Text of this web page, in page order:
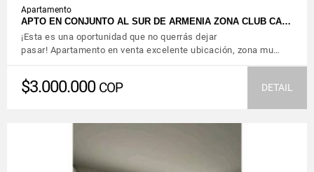
Apartamento
APTO EN CONJUNTO AL SUR DE ARMENIA ZONA CLUB CA…
¡Esta es una oportunidad que no querrás dejar
pasar! Apartamento en venta excelente ubicación, zona mu…
$3.000.000 COP DETAIL